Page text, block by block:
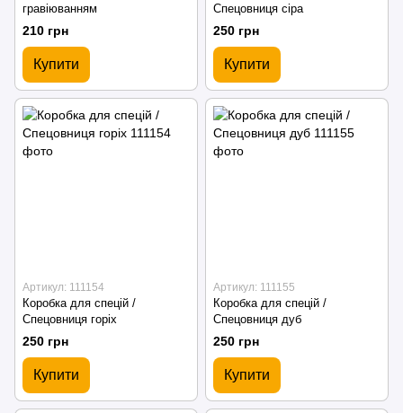
гравіюванням
210 грн
Купити
Спецовниця сіра
250 грн
Купити
Артикул: 111154
Коробка для спецій /
Спецовниця горіх
250 грн
Купити
Артикул: 111155
Коробка для спецій /
Спецовниця дуб
250 грн
Купити